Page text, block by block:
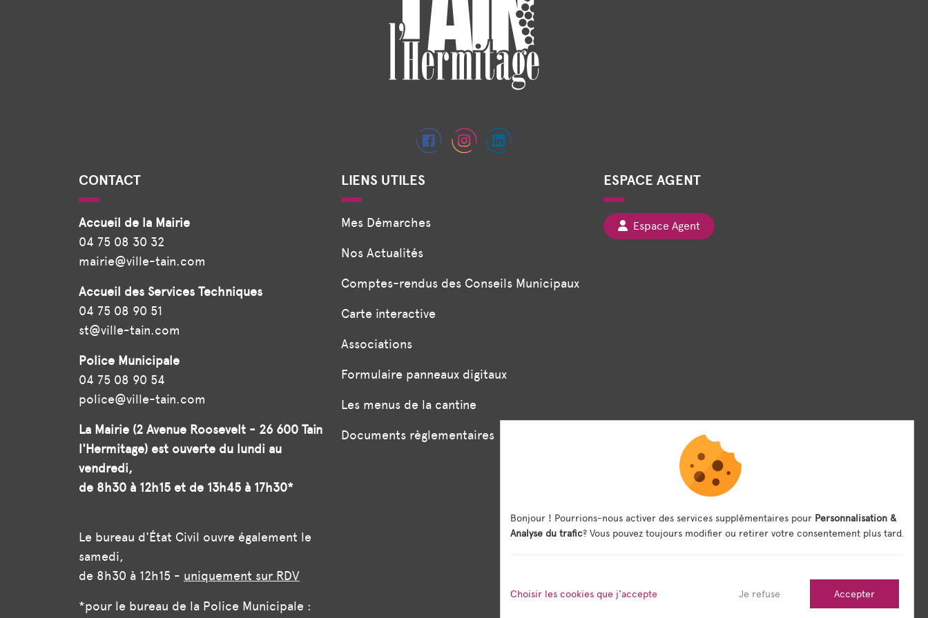
CONTACT
Accueil de la Mairie
04 75 08 30 32
mairie@ville-tain.com
Accueil des Services Techniques
04 75 08 90 51
st@ville-tain.com
Police Municipale
04 75 08 90 54
police@ville-tain.com
La Mairie (2 Avenue Roosevelt - 26 600 Tain
l'Hermitage) est ouverte du lundi au
vendredi,
de 8h30 à 12h15 et de 13h45 à 17h30*
Le bureau d'État Civil ouvre également le
samedi,
de 8h30 à 12h15 - uniquement sur RDV
*pour le bureau de la Police Municipale :
LIENS UTILES
Mes Démarches
Nos Actualités
Comptes-rendus des Conseils Municipaux
Carte interactive
Associations
Formulaire panneaux digitaux
Les menus de la cantine
Documents règlementaires
ESPACE AGENT
Espace Agent
Bonjour ! Pourrions-nous activer des services supplémentaires pour Personnalisation &
Analyse du trafic? Vous pouvez toujours modifier ou retirer votre consentement plus tard.
Choisir les cookies que j'accepte Je refuse Accepter